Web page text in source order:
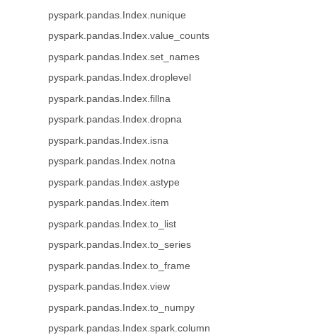
pyspark.pandas.Index.nunique
pyspark.pandas.Index.value_counts
pyspark.pandas.Index.set_names
pyspark.pandas.Index.droplevel
pyspark.pandas.Index.fillna
pyspark.pandas.Index.dropna
pyspark.pandas.Index.isna
pyspark.pandas.Index.notna
pyspark.pandas.Index.astype
pyspark.pandas.Index.item
pyspark.pandas.Index.to_list
pyspark.pandas.Index.to_series
pyspark.pandas.Index.to_frame
pyspark.pandas.Index.view
pyspark.pandas.Index.to_numpy
pyspark.pandas.Index.spark.column